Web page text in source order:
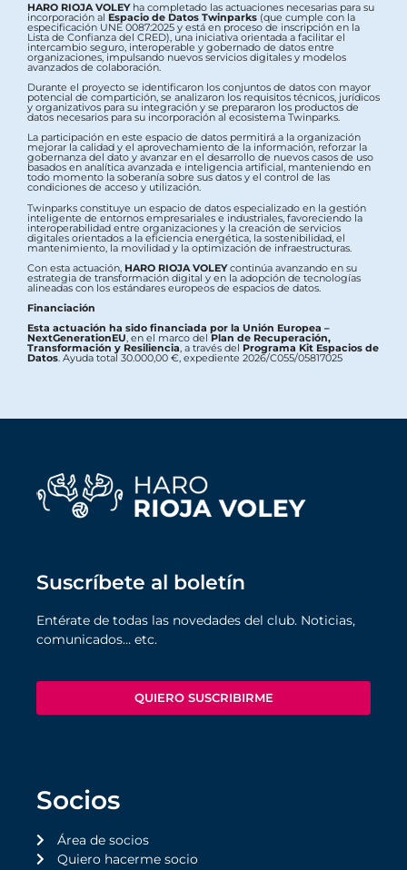
HARO RIOJA VOLEYha completado las actuaciones necesarias para su
incorporación al Espacio de Datos Twinparks (que cumple con la
especificación UNE 0087:2025 y está en proceso de inscripción en la
Lista de Confianza del CRED), una iniciativa orientada a facilitar el
intercambio seguro, interoperable y gobernado de datos entre
organizaciones, impulsando nuevos servicios digitales y modelos
avanzados de colaboración.
Durante el proyecto se identificaron los conjuntos de datos con mayor
potencial de compartición, se analizaron los requisitos técnicos, jurídicos
y organizativos para su integración y se prepararon los productos de
datos necesarios para su incorporación al ecosistema Twinparks.
La participación en este espacio de datos permitirá a la organización
mejorar la calidad y el aprovechamiento de la información, reforzar la
gobernanza del dato y avanzar en el desarrollo de nuevos casos de uso
basados en analítica avanzada e inteligencia artificial, manteniendo en
todo momento la soberanía sobre sus datos y el control de las
condiciones de acceso y utilización.
Twinparks constituye un espacio de datos especializado en la gestión
inteligente de entornos empresariales e industriales, favoreciendo la
interoperabilidad entre organizaciones y la creación de servicios
digitales orientados a la eficiencia energética, la sostenibilidad, el
mantenimiento, la movilidad y la optimización de infraestructuras.
Con esta actuación, HARO RIOJA VOLEYcontinúa avanzando en su
estrategia de transformación digital y en la adopción de tecnologías
alineadas con los estándares europeos de espacios de datos.
Financiación
Esta actuación ha sido financiada por la Unión Europea –
NextGenerationEU, en el marco del Plan de Recuperación,
Transformación y Resiliencia, a través del Programa Kit Espacios de
Datos. Ayuda total 30.000,00 €, expediente 2026/C055/05817025
Suscríbete al boletín
Entérate de todas las novedades del club. Noticias,
comunicados… etc.
QUIERO SUSCRIBIRME
Socios
Área de socios
Quiero hacerme socio